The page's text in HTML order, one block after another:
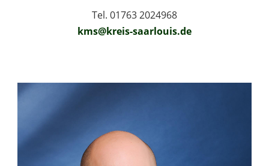
Tel. 01763 2024968
kms@kreis-saarlouis.de